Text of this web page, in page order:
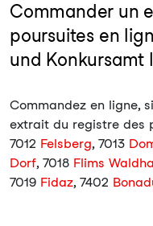
Commander un
poursuites en
und Konkursamt
Commandez en ligne,
extrait du registre des
7012 Felsberg, 7013
Dorf, 7018 Flims
7019 Fidaz, 7402